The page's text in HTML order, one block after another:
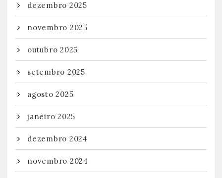
dezembro 2025
novembro 2025
outubro 2025
setembro 2025
agosto 2025
janeiro 2025
dezembro 2024
novembro 2024